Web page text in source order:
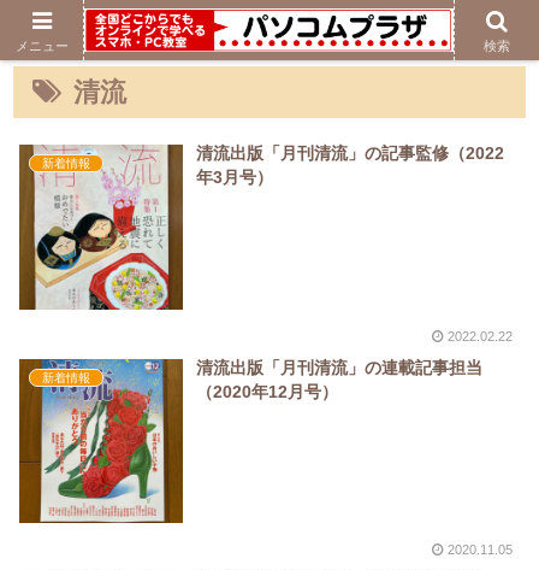
清流
新着情報
清流出版「月刊清流」の記事監修（2022
年3月号）
2022.02.22
新着情報
清流出版「月刊清流」の連載記事担当
（2020年12月号）
2020.11.05
メニュー 検索